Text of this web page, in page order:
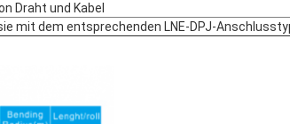
Draht und Kabel
mit dem entsprechenden LNE-DPJ-